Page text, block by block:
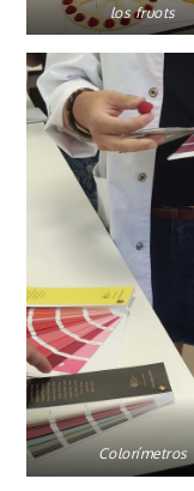
los fruots
Colorímetros